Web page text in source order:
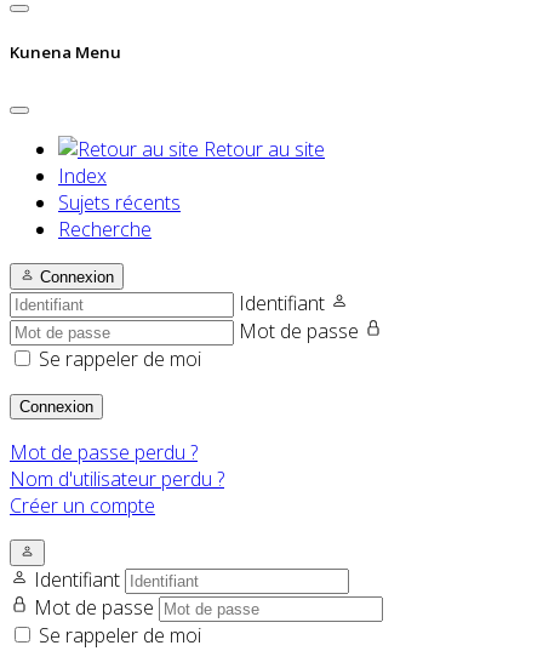
Kunena Menu
Retour au site
Index
Sujets récents
Recherche
Connexion
Identifiant
Mot de passe
Se rappeler de moi
Connexion
Mot de passe perdu ?
Nom d'utilisateur perdu ?
Créer un compte
Identifiant
Mot de passe
Se rappeler de moi